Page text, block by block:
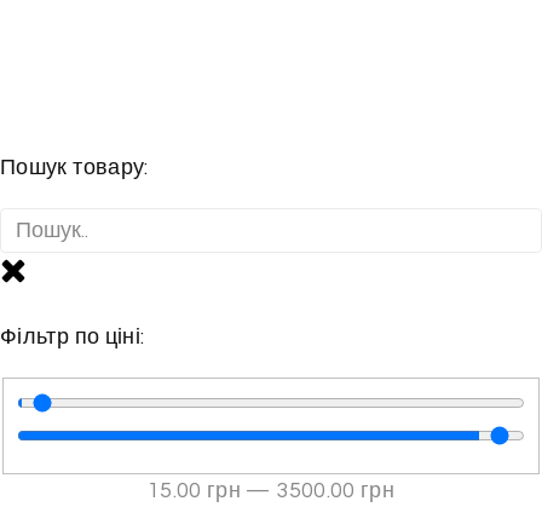
Пошук товару:
Фільтр по ціні:
15.00 грн — 3500.00 грн